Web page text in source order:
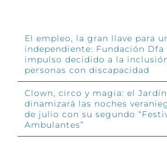
El empleo, la gran llave para
independiente: Fundación Dfa
impulso decidido a la
personas con discapacidad
Clown, circo y magia: el
dinamizará las noches
de julio con su segundo
Ambulantes”